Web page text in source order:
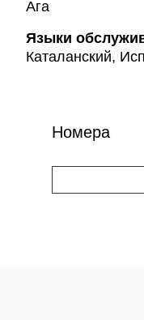
Ага
Языки
Каталанский,
Номера